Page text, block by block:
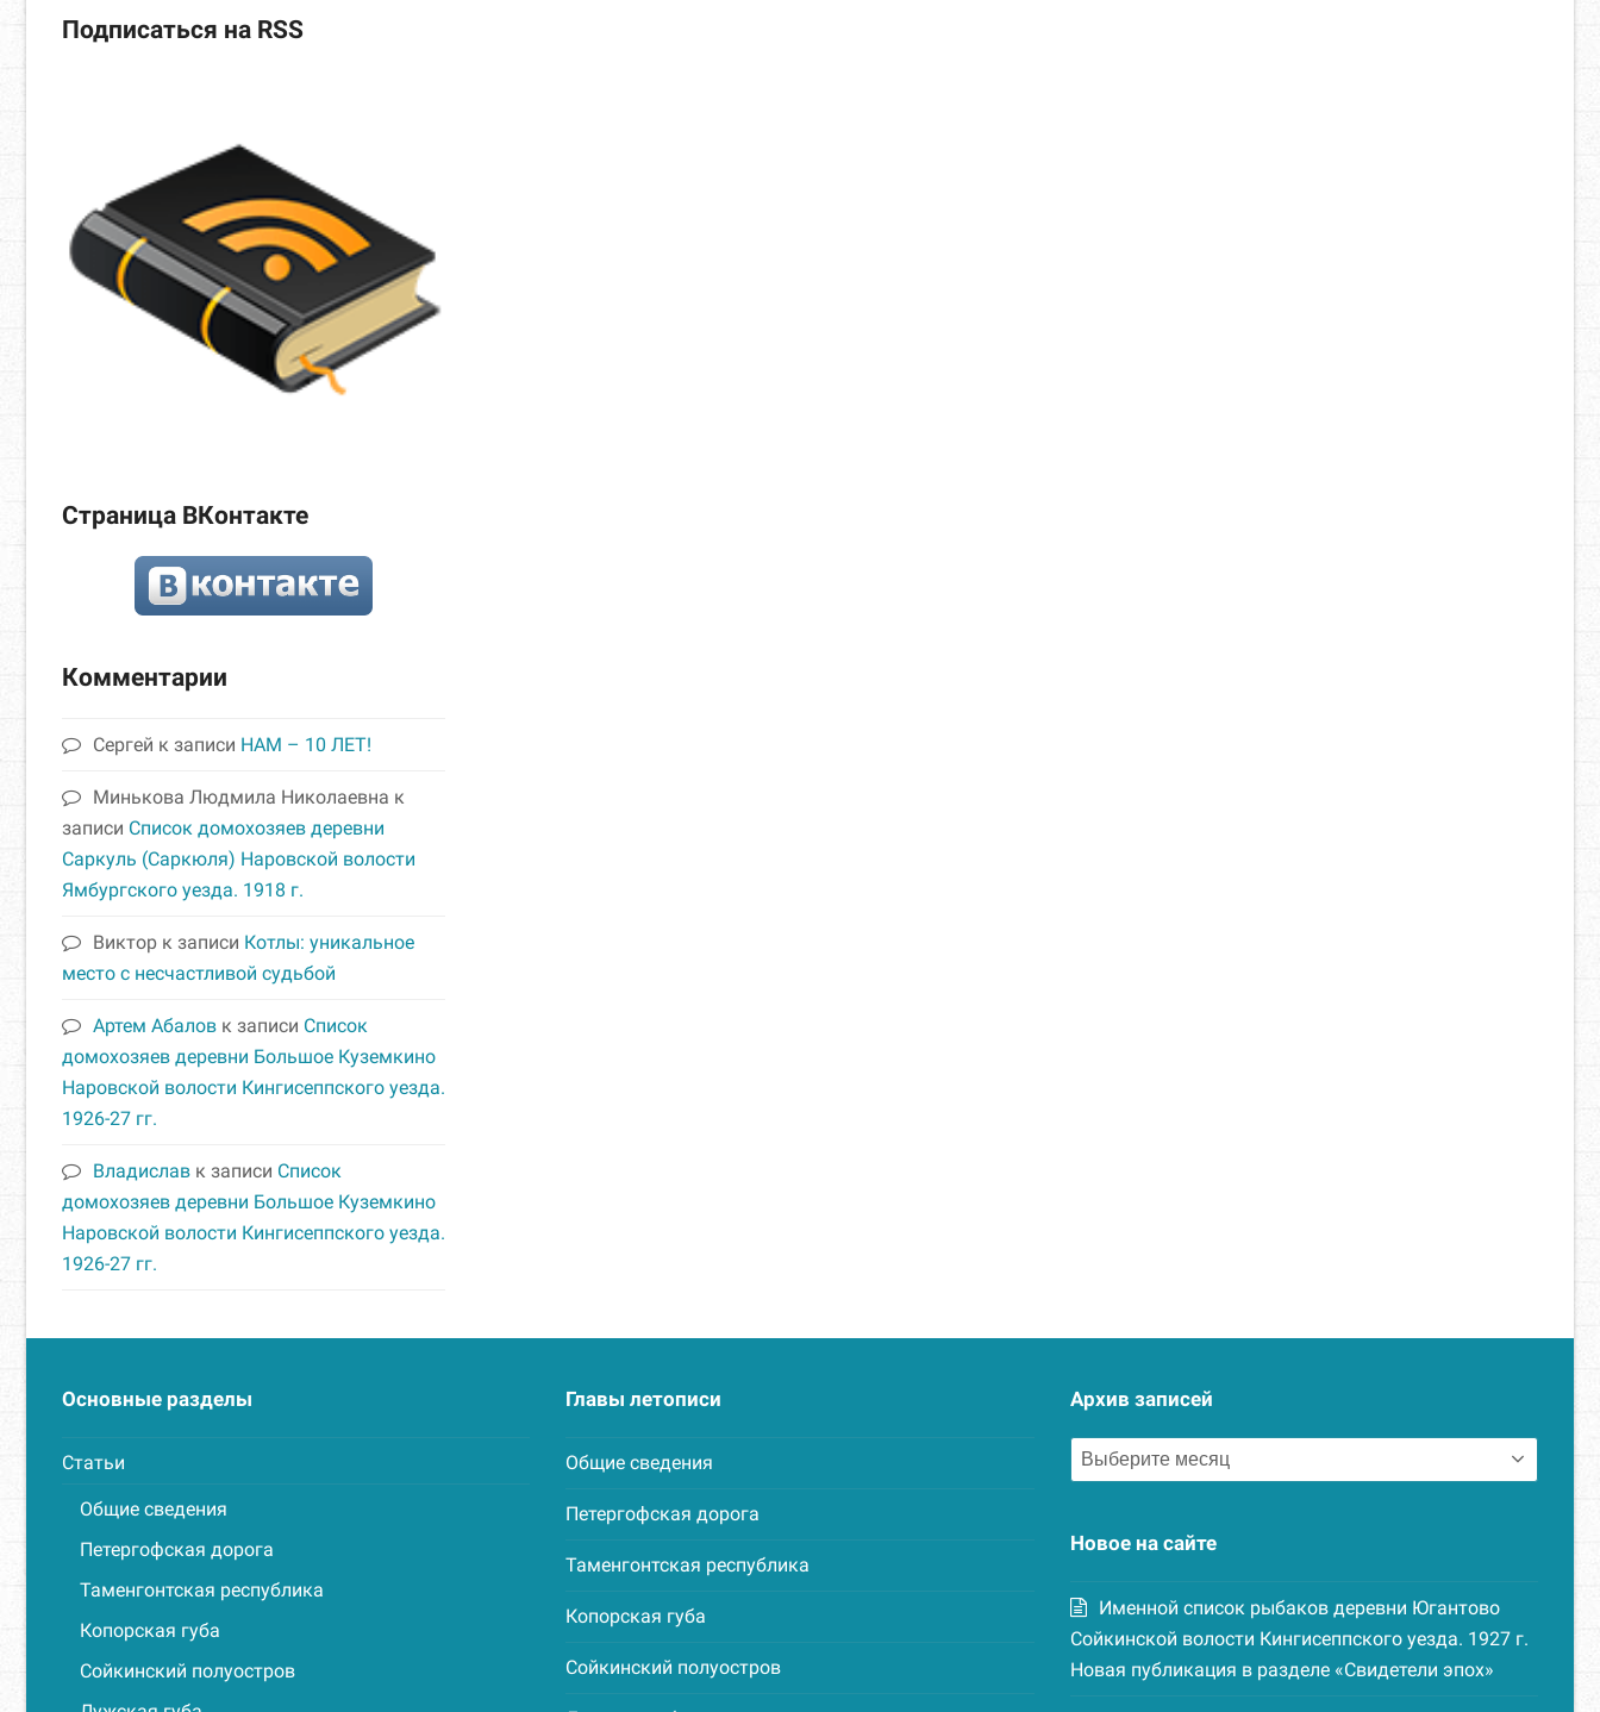
Подписаться на RSS
Страница ВКонтакте
Комментарии
Сергей к записи НАМ – 10 ЛЕТ!
Минькова Людмила Николаевна к
записи Список домохозяев деревни
Саркуль (Саркюля) Наровской волости
Ямбургского уезда. 1918 г.
Виктор к записи Котлы: уникальное
место с несчастливой судьбой
Артем Абалов к записи Список
домохозяев деревни Большое Куземкино
Наровской волости Кингисеппского уезда.
1926-27 гг.
Владислав к записи Список
домохозяев деревни Большое Куземкино
Наровской волости Кингисеппского уезда.
1926-27 гг.
Основные разделы
Статьи
Общие сведения
Петергофская дорога
Таменгонтская республика
Копорская губа
Сойкинский полуостров
Главы летописи
Общие сведения
Петергофская дорога
Таменгонтская республика
Копорская губа
Сойкинский полуостров
Архив записей
Архив
записей
Новое на сайте
Именной список рыбаков деревни Югантово
Сойкинской волости Кингисеппского уезда. 1927 г.
Новая публикация в разделе «Свидетели эпох»